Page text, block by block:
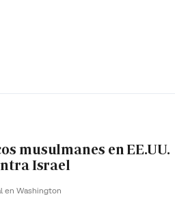
musulmanes en EE.UU.
Israel
en Washington